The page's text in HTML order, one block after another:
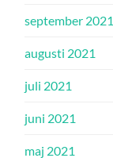
september 2021
augusti 2021
juli 2021
juni 2021
maj 2021